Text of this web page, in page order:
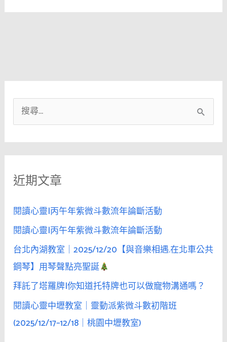
則：
「想
去
有
天
板
子
的
地
方
嗎？」
加
上
一
句
尋
關
字
近期文章
閱讀心靈|丙午年紫微斗數流年論斷活動
閱讀心靈|丙午年紫微斗數流年論斷活動
台北內湖教室｜2025/12/20【與音樂相遇.在北車公共
鋼琴】用琴聲點亮聖誕
拜託了塔羅牌|你知道托特牌也可以做寵物溝通嗎？
閱讀心靈中壢教室｜靈動派紫微斗數初階班
(2025/12/17–12/18｜桃園中壢教室)